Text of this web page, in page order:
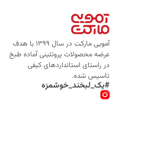
آمویی مارکت در سال 1399 با هدف
عرضه محصولات پروتئینی آماده طبخ
در راستای استانداردهای کیفی
تاسیس شده.
#یک_لبخند_خوشمزه